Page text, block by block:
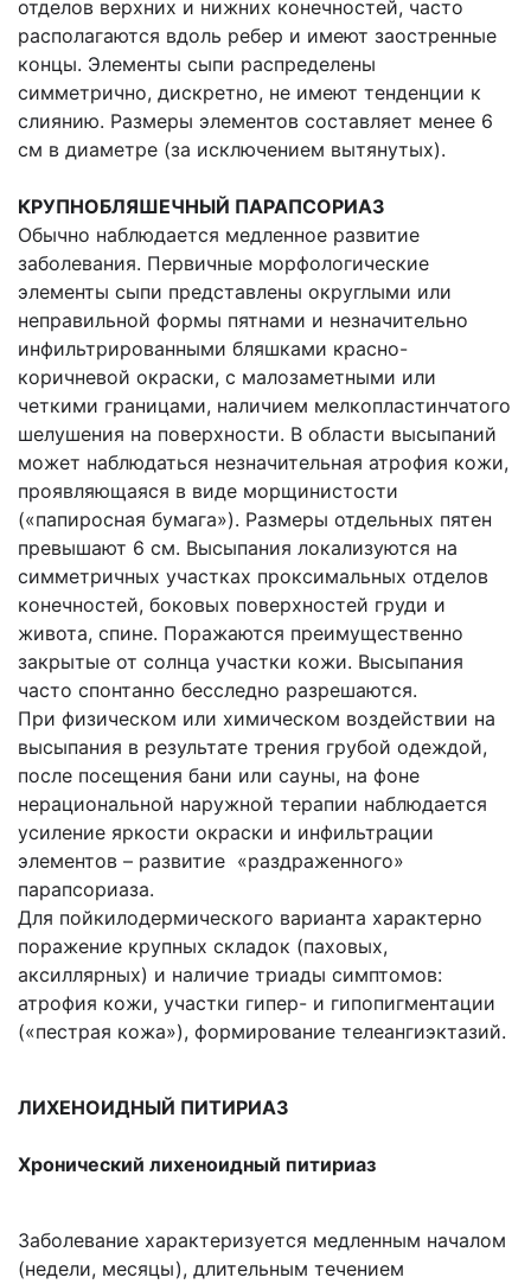
отделов верхних и нижних конечностей, часто
располагаются вдоль ребер и имеют заостренные
концы. Элементы сыпи распределены
симметрично, дискретно, не имеют тенденции к
слиянию. Размеры элементов составляет менее 6
см в диаметре (за исключением вытянутых).
КРУПНОБЛЯШЕЧНЫЙ ПАРАПСОРИАЗ
Обычно наблюдается медленное развитие
заболевания. Первичные морфологические
элементы сыпи представлены округлыми или
неправильной формы пятнами и незначительно
инфильтрированными бляшками красно-
коричневой окраски, с малозаметными или
четкими границами, наличием мелкопластинчатого
шелушения на поверхности. В области высыпаний
может наблюдаться незначительная атрофия кожи,
проявляющаяся в виде морщинистости
(«папиросная бумага»). Размеры отдельных пятен
превышают 6 см. Высыпания локализуются на
симметричных участках проксимальных отделов
конечностей, боковых поверхностей груди и
живота, спине. Поражаются преимущественно
закрытые от солнца участки кожи. Высыпания
часто спонтанно бесследно разрешаются.
При физическом или химическом воздействии на
высыпания в результате трения грубой одеждой,
после посещения бани или сауны, на фоне
нерациональной наружной терапии наблюдается
усиление яркости окраски и инфильтрации
элементов – развитие «раздраженного»
парапсориаза.
Для пойкилодермического варианта характерно
поражение крупных складок (паховых,
аксиллярных) и наличие триады симптомов:
атрофия кожи, участки гипер- и гипопигментации
(«пестрая кожа»), формирование телеангиэктазий.
ЛИХЕНОИДНЫЙ ПИТИРИАЗ
Хронический лихеноидный питириаз
Заболевание характеризуется медленным началом
(недели, месяцы), длительным течением